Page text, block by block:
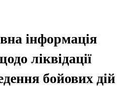
інформація
ліквідації
бойових дій